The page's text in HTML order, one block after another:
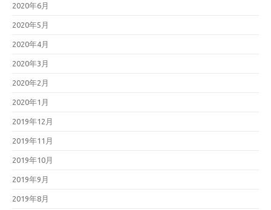
2020年6月
2020年5月
2020年4月
2020年3月
2020年2月
2020年1月
2019年12月
2019年11月
2019年10月
2019年9月
2019年8月